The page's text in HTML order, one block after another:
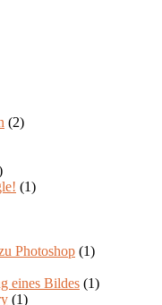
(2)
(1)
Photoshop (1)
eines Bildes (1)
(1)